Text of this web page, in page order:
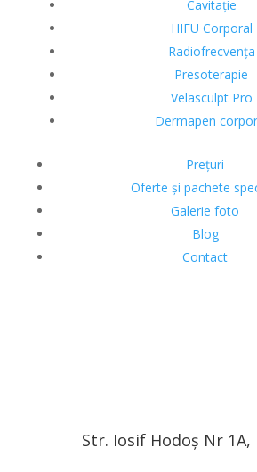
Cavitație
HIFU Corporal
Radiofrecvența
Presoterapie
Velasculpt Pro
Dermapen
Prețuri
Oferte și pachete
Galerie foto
Blog
Contact
Str. Iosif Hodoș Nr